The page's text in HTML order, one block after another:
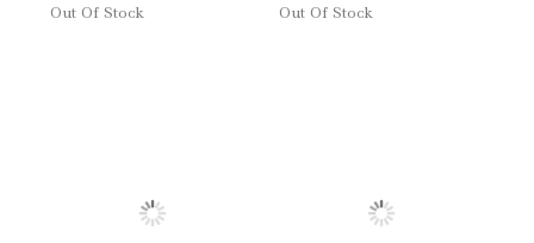
Out Of Stock Out Of Stock